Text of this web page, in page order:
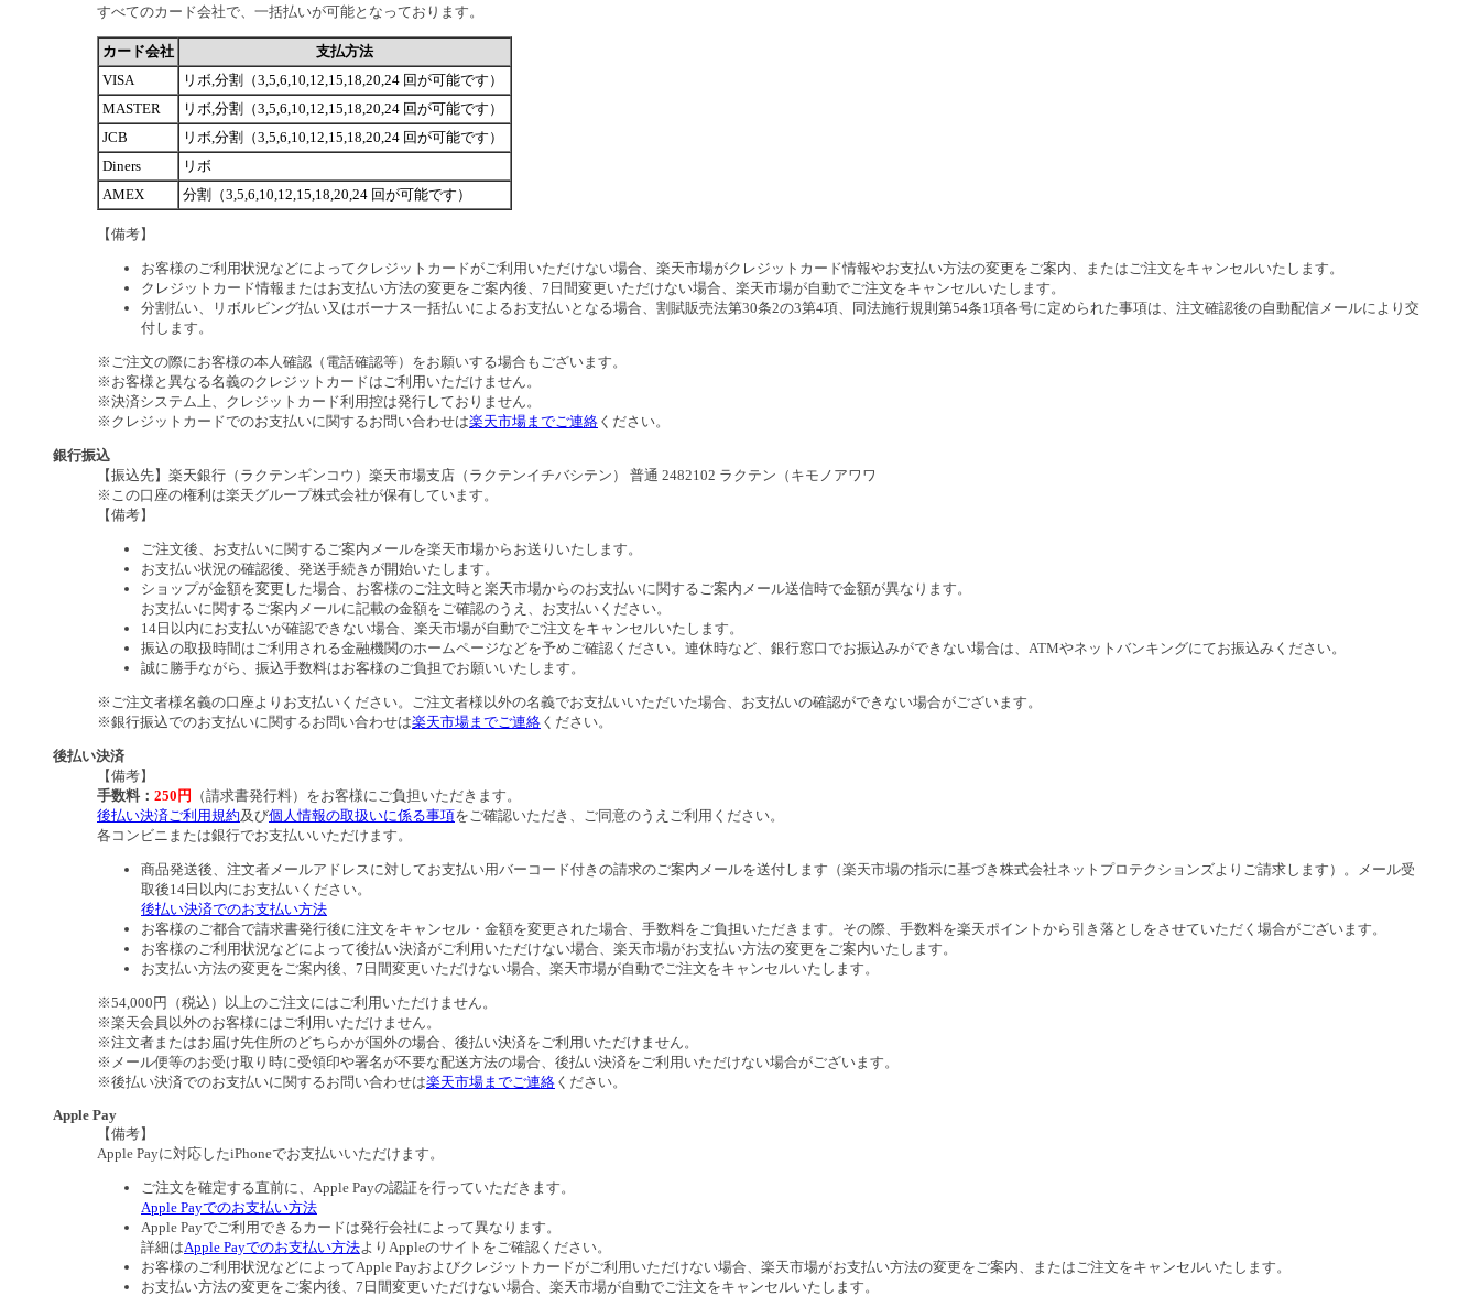
すべてのカード会社で、一括払いが可能となっております。
カード会社
支払方法
VISA
リボ,分割（3,5,6,10,12,15,18,20,24 回が可能です）
MASTER
リボ,分割（3,5,6,10,12,15,18,20,24 回が可能です）
JCB
リボ,分割（3,5,6,10,12,15,18,20,24 回が可能です）
Diners
リボ
AMEX
分割（3,5,6,10,12,15,18,20,24 回が可能です）
【備考】
お客様のご利用状況などによってクレジットカードがご利用いただけない場合、楽天市場がクレジットカード情報やお支払い方法の変更をご案内、またはご注文をキャンセルいたします。
クレジットカード情報またはお支払い方法の変更をご案内後、7日間変更いただけない場合、楽天市場が自動でご注文をキャンセルいたします。
分割払い、リボルビング払い又はボーナス一括払いによるお支払いとなる場合、割賦販売法第30条2の3第4項、同法施行規則第54条1項各号に定められた事項は、注文確認後の自動配信メールにより交
付します。
※ご注文の際にお客様の本人確認（電話確認等）をお願いする場合もございます。
※お客様と異なる名義のクレジットカードはご利用いただけません。
※決済システム上、クレジットカード利用控は発行しておりません。
※クレジットカードでのお支払いに関するお問い合わせは楽天市場までご連絡 ください。
銀行振込
【振込先】楽天銀行（ラクテンギンコウ）楽天市場支店（ラクテンイチバシテン） 普通 2482102 ラクテン（キモノアワワ
※この口座の権利は楽天グループ株式会社が保有しています。
【備考】
ご注文後、お支払いに関するご案内メールを楽天市場からお送りいたします。
お支払い状況の確認後、発送手続きが開始いたします。
ショップが金額を変更した場合、お客様のご注文時と楽天市場からのお支払いに関するご案内メール送信時で金額が異なります。
お支払いに関するご案内メールに記載の金額をご確認のうえ、お支払いください。
14日以内にお支払いが確認できない場合、楽天市場が自動でご注文をキャンセルいたします。
振込の取扱時間はご利用される金融機関のホームページなどを予めご確認ください。連休時など、銀行窓口でお振込みができない場合は、ATMやネットバンキングにてお振込みください。
誠に勝手ながら、振込手数料はお客様のご負担でお願いいたします。
※ご注文者様名義の口座よりお支払いください。ご注文者様以外の名義でお支払いいただいた場合、お支払いの確認ができない場合がございます。
※銀行振込でのお支払いに関するお問い合わせは楽天市場までご連絡 ください。
後払い決済
【備考】
手数料： 250円
（請求書発行料）をお客様にご負担いただきます。
後払い決済ご利用規約及び個人情報の取扱いに係る事項をご確認いただき、ご同意のうえご利用ください。
各コンビニまたは銀行でお支払いいただけます。
商品発送後、注文者メールアドレスに対してお支払い用バーコード付きの請求のご案内メールを送付します（楽天市場の指示に基づき株式会社ネットプロテクションズよりご請求します）。メール受
取後14日以内にお支払いください。
後払い決済でのお支払い方法
お客様のご都合で請求書発行後に注文をキャンセル・金額を変更された場合、手数料をご負担いただきます。その際、手数料を楽天ポイントから引き落としをさせていただく場合がございます。
お客様のご利用状況などによって後払い決済がご利用いただけない場合、楽天市場がお支払い方法の変更をご案内いたします。
お支払い方法の変更をご案内後、7日間変更いただけない場合、楽天市場が自動でご注文をキャンセルいたします。
※54,000円（税込）以上のご注文にはご利用いただけません。
※楽天会員以外のお客様にはご利用いただけません。
※注文者またはお届け先住所のどちらかが国外の場合、後払い決済をご利用いただけません。
※メール便等のお受け取り時に受領印や署名が不要な配送方法の場合、後払い決済をご利用いただけない場合がございます。
※後払い決済でのお支払いに関するお問い合わせは楽天市場までご連絡 ください。
Apple Pay
【備考】
Apple Payに対応したiPhoneでお支払いいただけます。
ご注文を確定する直前に、Apple Payの認証を行っていただきます。
Apple Payでのお支払い方法
Apple Payでご利用できるカードは発行会社によって異なります。
詳細はApple Payでのお支払い方法よりAppleのサイトをご確認ください。
お客様のご利用状況などによってApple Payおよびクレジットカードがご利用いただけない場合、楽天市場がお支払い方法の変更をご案内、またはご注文をキャンセルいたします。
お支払い方法の変更をご案内後、7日間変更いただけない場合、楽天市場が自動でご注文をキャンセルいたします。